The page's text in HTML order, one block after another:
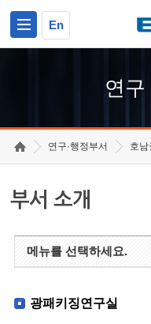
En
연구
연구·행정부서 호남
부서 소개
메뉴를 선택하세요.
광패키징연구실